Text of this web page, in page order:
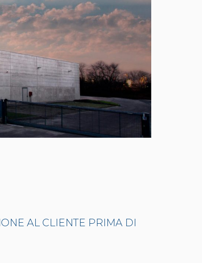
AL CLIENTE PRIMA DI